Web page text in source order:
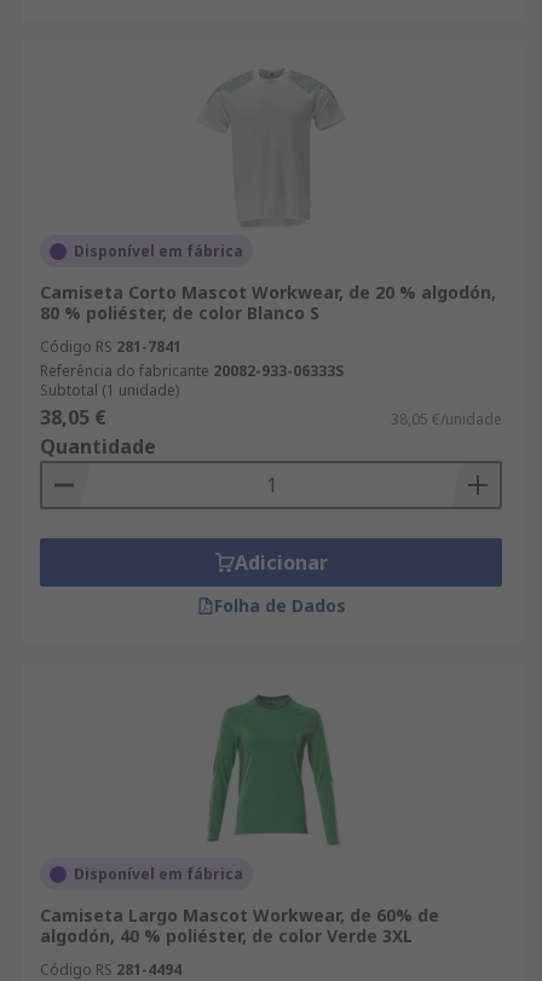
Disponível em fábrica
Camiseta Corto Mascot Workwear, de 20 % algodón,
80 % poliéster, de color Blanco S
Código RS 281-7841
Referência do fabricante 20082-933-06333S
Subtotal (1 unidade)
38,05 € 38,05 €/unidade
Quantidade
Adicionar
Folha de Dados
Disponível em fábrica
Camiseta Largo Mascot Workwear, de 60% de
algodón, 40 % poliéster, de color Verde 3XL
Código RS 281-4494